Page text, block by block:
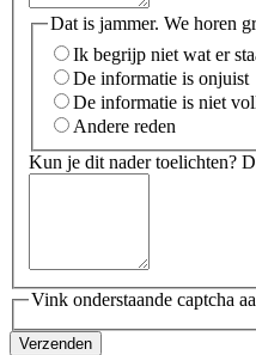
Dat is jammer. We horen
Ik begrijp niet wat er
De informatie is onjuist
De informatie is niet
Andere reden
Kun je dit nader toelichten?
Vink onderstaande captcha
Verzenden